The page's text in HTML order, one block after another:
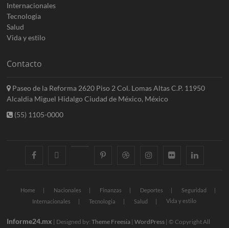
Internacionales
Tecnologia
Salud
Vida y estilo
Contacto
Paseo de la Reforma 2620 Piso 2 Col. Lomas Altas C.P. 11950
Alcaldia Miguel Hidalgo Ciudad de México, México
(55) 1105-0000
facebook googlepluspinterestdribbble instagramflickr linkedin
Home Nacionales Finanzas Deportes
Seguridad
Internacionales
Tecnologia Salud Vida y estilo
Informe24.mx | Designed by:Theme Freesia |WordPress | © Copyright All